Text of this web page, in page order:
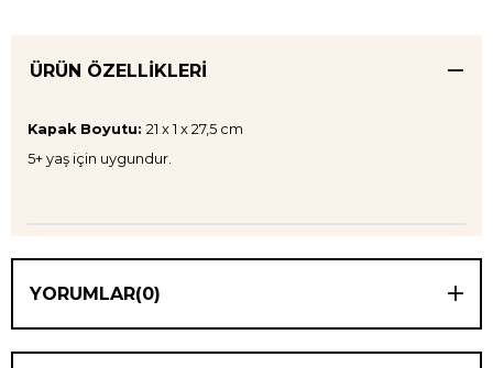
ÜRÜN ÖZELLIKLERI
Kapak Boyutu: 21 x 1 x 27,5 cm
5+ yaş için uygundur.
YORUMLAR(0)